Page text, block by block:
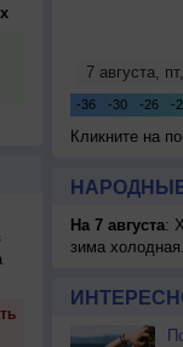
Кликните на
На 7 августа:
зима холодная.